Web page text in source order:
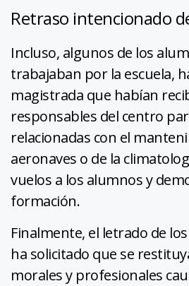
Retraso intencionado
Incluso, algunos de los
trabajaban por la escuela,
magistrada que habían
responsables del centro
relacionadas con el
aeronaves o de la
vuelos a los alumnos y
formación.
Finalmente, el letrado de
ha solicitado que se
morales y profesionales